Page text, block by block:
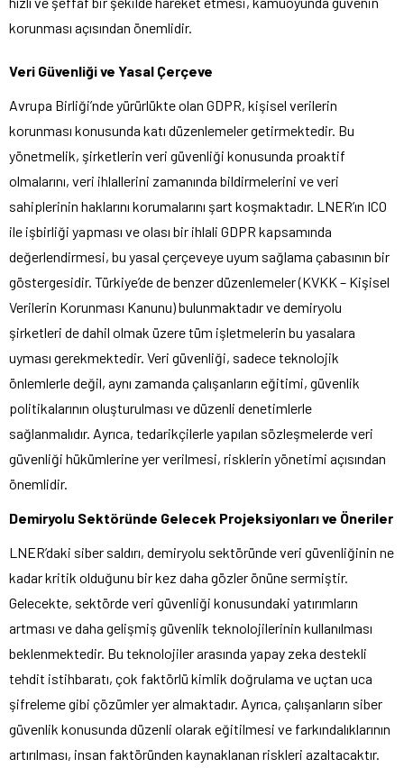
korunması açısından önemlidir.
Veri Güvenliği ve Yasal Çerçeve
Avrupa Birliği’nde yürürlükte olan GDPR, kişisel verilerin
korunması konusunda katı düzenlemeler getirmektedir. Bu
yönetmelik, şirketlerin veri güvenliği konusunda proaktif
olmalarını, veri ihlallerini zamanında bildirmelerini ve veri
sahiplerinin haklarını korumalarını şart koşmaktadır. LNER’ın ICO
ile işbirliği yapması ve olası bir ihlali GDPR kapsamında
değerlendirmesi, bu yasal çerçeveye uyum sağlama çabasının bir
göstergesidir. Türkiye’de de benzer düzenlemeler (KVKK – Kişisel
Verilerin Korunması Kanunu) bulunmaktadır ve demiryolu
şirketleri de dahil olmak üzere tüm işletmelerin bu yasalara
uyması gerekmektedir. Veri güvenliği, sadece teknolojik
önlemlerle değil, aynı zamanda çalışanların eğitimi, güvenlik
politikalarının oluşturulması ve düzenli denetimlerle
sağlanmalıdır. Ayrıca, tedarikçilerle yapılan sözleşmelerde veri
güvenliği hükümlerine yer verilmesi, risklerin yönetimi açısından
önemlidir.
Demiryolu Sektöründe Gelecek Projeksiyonları ve Öneriler
LNER’daki siber saldırı, demiryolu sektöründe veri güvenliğinin ne
kadar kritik olduğunu bir kez daha gözler önüne sermiştir.
Gelecekte, sektörde veri güvenliği konusundaki yatırımların
artması ve daha gelişmiş güvenlik teknolojilerinin kullanılması
beklenmektedir. Bu teknolojiler arasında yapay zeka destekli
tehdit istihbaratı, çok faktörlü kimlik doğrulama ve uçtan uca
şifreleme gibi çözümler yer almaktadır. Ayrıca, çalışanların siber
güvenlik konusunda düzenli olarak eğitilmesi ve farkındalıklarının
artırılması, insan faktöründen kaynaklanan riskleri azaltacaktır.